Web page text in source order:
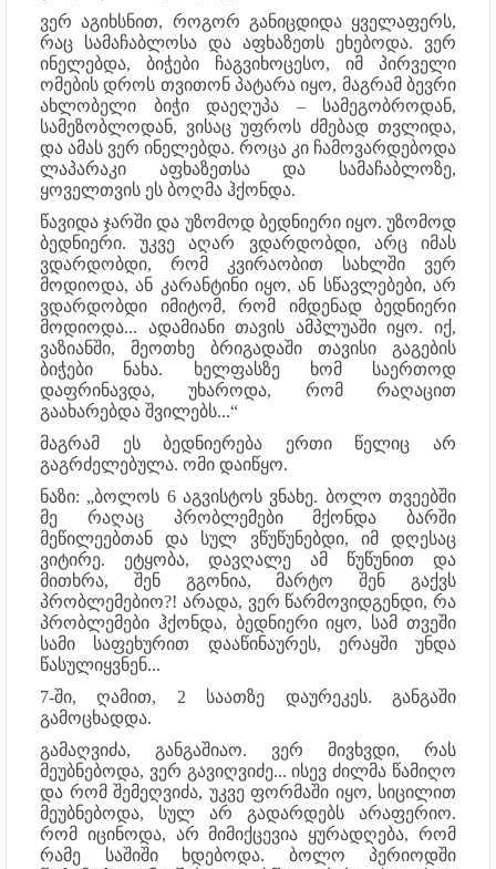
ვერ აგიხსნით, როგორ განიცდიდა ყველაფერს,
რაც სამაჩაბლოსა და აფხაზეთს ეხებოდა. ვერ
ინელებდა, ბიჭები ჩაგვიხოცესო, იმ პირველი
ომების დროს თვითონ პატარა იყო, მაგრამ ბევრი
ახლობელი ბიჭი დაეღუპა – სამეგობროდან,
სამეზობლოდან, ვისაც უფროს ძმებად თვლიდა,
და ამას ვერ ინელებდა. როცა კი ჩამოვარდებოდა
ლაპარაკი აფხაზეთსა და სამაჩაბლოზე,
ყოველთვის ეს ბოღმა ჰქონდა.
წავიდა ჯარში და უზომოდ ბედნიერი იყო. უზომოდ
ბედნიერი. უკვე აღარ ვდარდობდი, არც იმას
ვდარდობდი, რომ კვირაობით სახლში ვერ
მოდიოდა, ან კარანტინი იყო, ან სწავლებები, არ
ვდარდობდი იმიტომ, რომ იმდენად ბედნიერი
მოდიოდა... ადამიანი თავის ამპლუაში იყო. იქ,
ვაზიანში, მეოთხე ბრიგადაში თავისი გაგების
ბიჭები ნახა. ხელფასზე ხომ საერთოდ
დაფრინავდა, უხაროდა, რომ რაღაცით
გაახარებდა შვილებს...“
მაგრამ ეს ბედნიერება ერთი წელიც არ
გაგრძელებულა. ომი დაიწყო.
ნაზი: „ბოლოს 6 აგვისტოს ვნახე. ბოლო თვეებში
მე რაღაც პრობლემები მქონდა ბარში
მეწილეებთან და სულ ვწუწუნებდი, იმ დღესაც
ვიტირე. ეტყობა, დავღალე ამ წუწუნით და
მითხრა, შენ გგონია, მარტო შენ გაქვს
პრობლემებიო?! არადა, ვერ წარმოვიდგენდი, რა
პრობლემები ჰქონდა, ბედნიერი იყო, სამ თვეში
სამი საფეხურით დააწინაურეს, ერაყში უნდა
წასულიყვნენ...
7-ში, ღამით, 2 საათზე დაურეკეს. განგაში
გამოცხადდა.
გამაღვიძა, განგაშიაო. ვერ მივხვდი, რას
მეუბნებოდა, ვერ გავიღვიძე... ისევ ძილმა წამიღო
და რომ შემეღვიძა, უკვე ფორმაში იყო, სიცილით
მეუბნებოდა, სულ არ გადარდებს არაფერიო.
რომ იცინოდა, არ მიმიქცევია ყურადღება, რომ
რამე საშიში ხდებოდა. ბოლო პერიოდში